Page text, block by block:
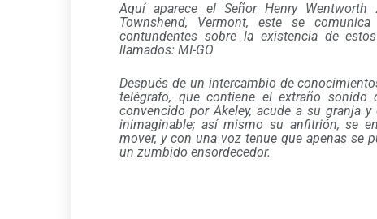
Aquí aparece el Señor Henry
Townshend, Vermont, este se
contundentes sobre la existencia de
llamados: MI-GO
Después de un intercambio de
telégrafo, que contiene el extraño sonido
convencido por Akeley, acude a su granja
inimaginable; así mismo su anfitrión, se
mover, y con una voz tenue que apenas se
un zumbido ensordecedor.